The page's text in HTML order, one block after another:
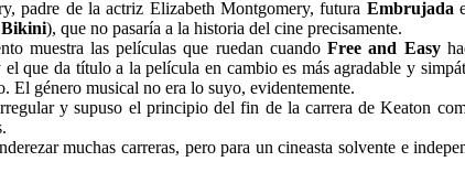
padre de la actriz Elizabeth Montgomery, futura Embrujada
Bikini), que no pasaría a la historia del cine precisamente.
muestra las películas que ruedan cuandoFree and Easy
el que da título a la película en cambio es más agradable y
El género musical no era lo suyo, evidentemente.
y supuso el principio del fin de la carrera de Keaton
muchas carreras, pero para un cineasta solvente e